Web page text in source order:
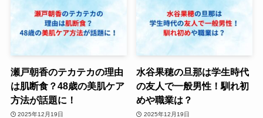
瀬戸朝香のテカテカの理由
は肌断食？48歳の美肌ケア
方法が話題に！
2025年12月19日
水谷果穂の旦那は学生時代
の友人で一般男性！馴れ初
めや職業は？
2025年12月19日